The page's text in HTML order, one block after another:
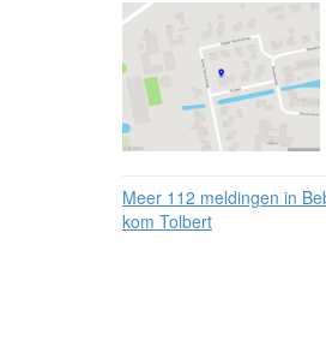
Meer 112 meldingen in
kom Tolbert